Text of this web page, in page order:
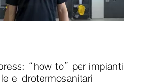
0:00 / 13:50
“how to” per impianti
e idrotermosanitari